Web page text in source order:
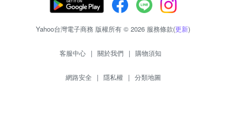
Yahoo台灣電子商務 版權所有 © 2026 服務條款(更新)
客服中心 | 關於我們 | 購物須知
網路安全 | 隱私權 | 分類地圖